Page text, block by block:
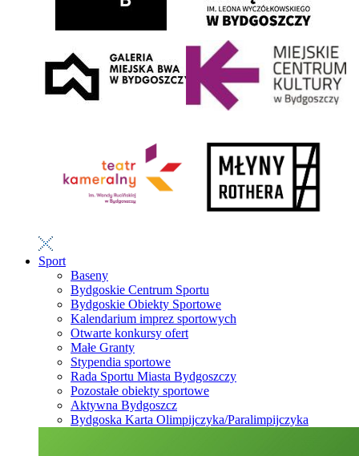
Sport
Baseny
Bydgoskie Centrum Sportu
Bydgoskie Obiekty Sportowe
Kalendarium imprez sportowych
Otwarte konkursy ofert
Małe Granty
Stypendia sportowe
Rada Sportu Miasta Bydgoszczy
Pozostałe obiekty sportowe
Aktywna Bydgoszcz
Bydgoska Karta Olimpijczyka/Paralimpijczyka